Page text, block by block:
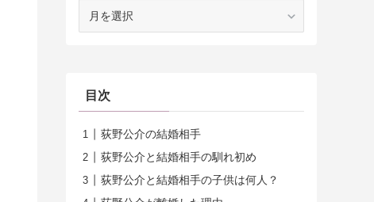
目次
荻野公介の結婚相手
荻野公介と結婚相手の馴れ初め
荻野公介と結婚相手の子供は何人？